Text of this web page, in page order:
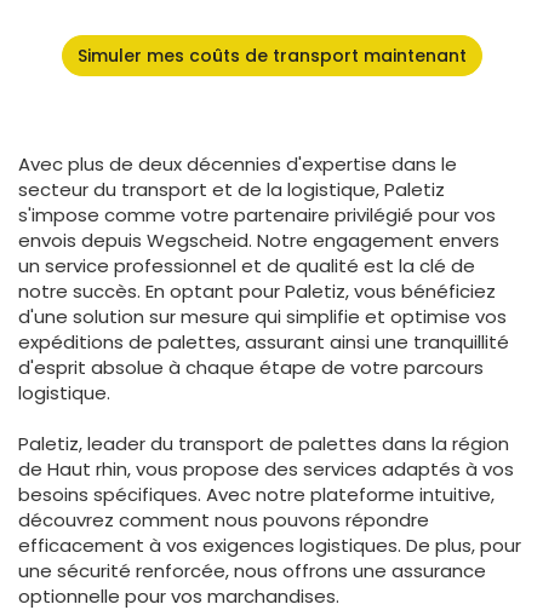
Simuler mes coûts de transport maintenant
Avec plus de deux décennies d'expertise dans le
secteur du transport et de la logistique, Paletiz
s'impose comme votre partenaire privilégié pour vos
envois depuis Wegscheid. Notre engagement envers
un service professionnel et de qualité est la clé de
notre succès. En optant pour Paletiz, vous bénéficiez
d'une solution sur mesure qui simplifie et optimise vos
expéditions de palettes, assurant ainsi une tranquillité
d'esprit absolue à chaque étape de votre parcours
logistique.
Paletiz, leader du transport de palettes dans la région
de Haut rhin, vous propose des services adaptés à vos
besoins spécifiques. Avec notre plateforme intuitive,
découvrez comment nous pouvons répondre
efficacement à vos exigences logistiques. De plus, pour
une sécurité renforcée, nous offrons une assurance
optionnelle pour vos marchandises.